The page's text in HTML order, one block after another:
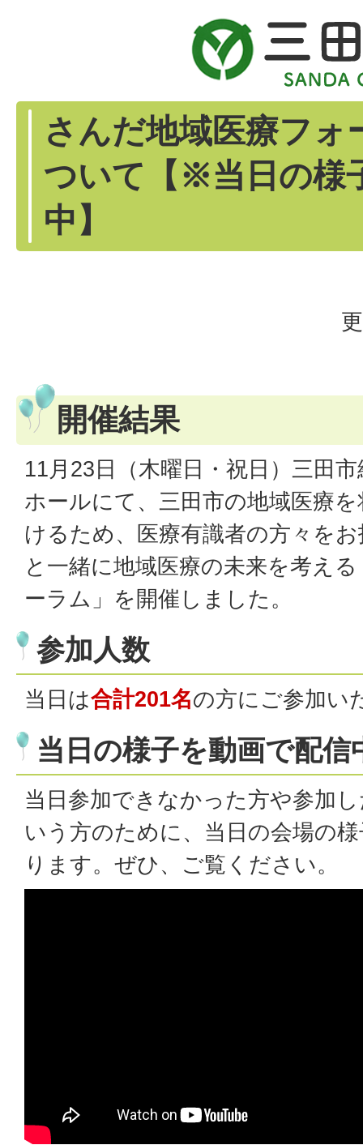
さんだ地域医療フォ
ついて【※当日の様
中】
開催結果
11月23日（木曜日・祝日）三田
ホールにて、三田市の地域医療
けるため、医療有識者の方々を
と一緒に地域医療の未来を考え
ーラム」を開催しました。
参加人数
当日は合計201名の方にご参加い
当日の様子を動画で配信
当日参加できなかった方や参加
いう方のために、当日の会場の
ります。ぜひ、ご覧ください。